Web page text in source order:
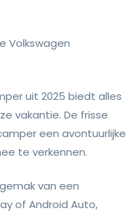
Volkswagen
uit 2025 biedt alles
vakantie. De frisse
een avontuurlijke
te verkennen.
van een
of Android Auto,